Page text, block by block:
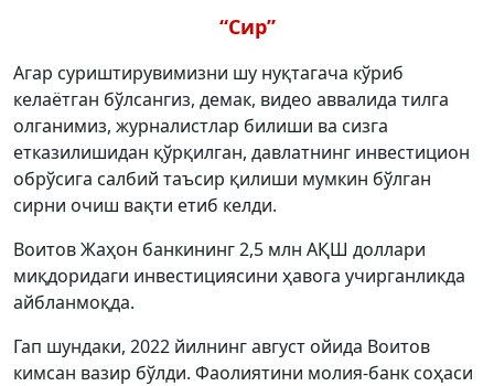
“Сир”
Агар суриштирувимизни шу нуқтагача кўриб
келаётган бўлсангиз, демак, видео аввалида тилга
олганимиз, журналистлар билиши ва сизга
етказилишидан қўрқилган, давлатнинг инвестицион
обрўсига салбий таъсир қилиши мумкин бўлган
сирни очиш вақти етиб келди.
Воитов Жаҳон банкининг 2,5 млн АҚШ доллари
миқдоридаги инвестициясини ҳавога учирганликда
айбланмоқда.
Гап шундаки, 2022 йилнинг август ойида Воитов
кимсан вазир бўлди. Фаолиятини молия-банк соҳаси